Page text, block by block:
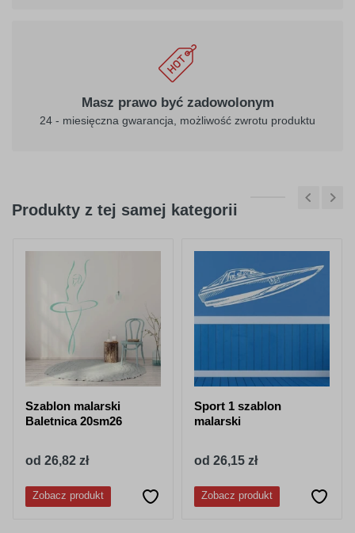
Masz prawo być zadowolonym
24 - miesięczna gwarancja, możliwość zwrotu produktu
Produkty z tej samej kategorii
Szablon malarski
Baletnica 20sm26
od 26,82 zł
Zobacz produkt
Sport 1 szablon
malarski
od 26,15 zł
Zobacz produkt